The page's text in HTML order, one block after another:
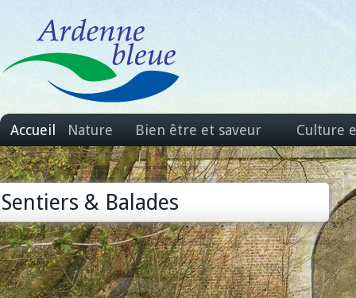
Accueil Nature Bien être et saveur Culture
Sentiers & Balades